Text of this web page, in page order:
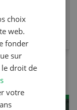
choix
web.
fonder
sur
le droit de
votre